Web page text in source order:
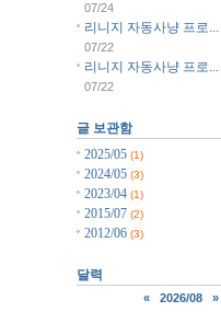
07/24
리니지 자동사냥 프로...
07/22
리니지 자동사냥 프로...
07/22
글 보관함
2025/05 (1)
2024/05 (3)
2023/04 (1)
2015/07 (2)
2012/06 (3)
달력
« 2026/08
»